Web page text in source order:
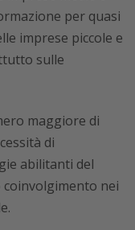
per quasi
imprese piccole e
sulle
maggiore di
di
abilitanti del
nei